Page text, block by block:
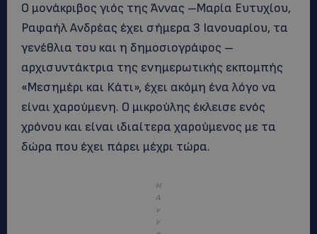
Ο μονάκριβος γιός της Άννας –Μαρία Ευτυχίου,
Ραφαήλ Ανδρέας έχει σήμερα 3 Ιανουαρίου, τα
γενέθλια του και η δημοσιογράφος –
αρχισυντάκτρια της ενημερωτικής εκπομπής
«Μεσημέρι και Κάτι», έχει ακόμη ένα λόγο να
είναι χαρούμενη. O μικρούλης έκλεισε ενός
χρόνου και είναι ιδιαίτερα χαρούμενος με τα
δώρα που έχει πάρει μέχρι τώρα.
Η
Α
ν
ν